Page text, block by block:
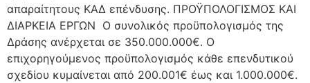
απαραίτητους ΚΑΔ επένδυσης. ΠΡΟΫΠΟΛΟΓΙΣΜΟΣ ΚΑΙ
ΔΙΑΡΚΕΙΑ ΕΡΓΩΝ Ο συνολικός προϋπολογισμός της
Δράσης ανέρχεται σε 350.000.000€. Ο
επιχορηγούμενος προϋπολογισμός κάθε επενδυτικού
σχεδίου κυμαίνεται από 200.001€ έως και 1.000.000€.